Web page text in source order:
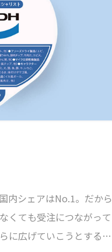
目指します。
内シェアはNo.1。だから
くても受注につながって
に広げていこうとする